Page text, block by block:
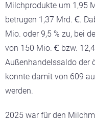
Milchprodukte um 1,95
betrugen 1,37 Mrd. Ꞓ.
Mio. oder 9,5 % zu, bei
von 150 Mio. Ꞓ bzw.
Außenhandelssaldo der
konnte damit von 609
werden.
2025 war für den